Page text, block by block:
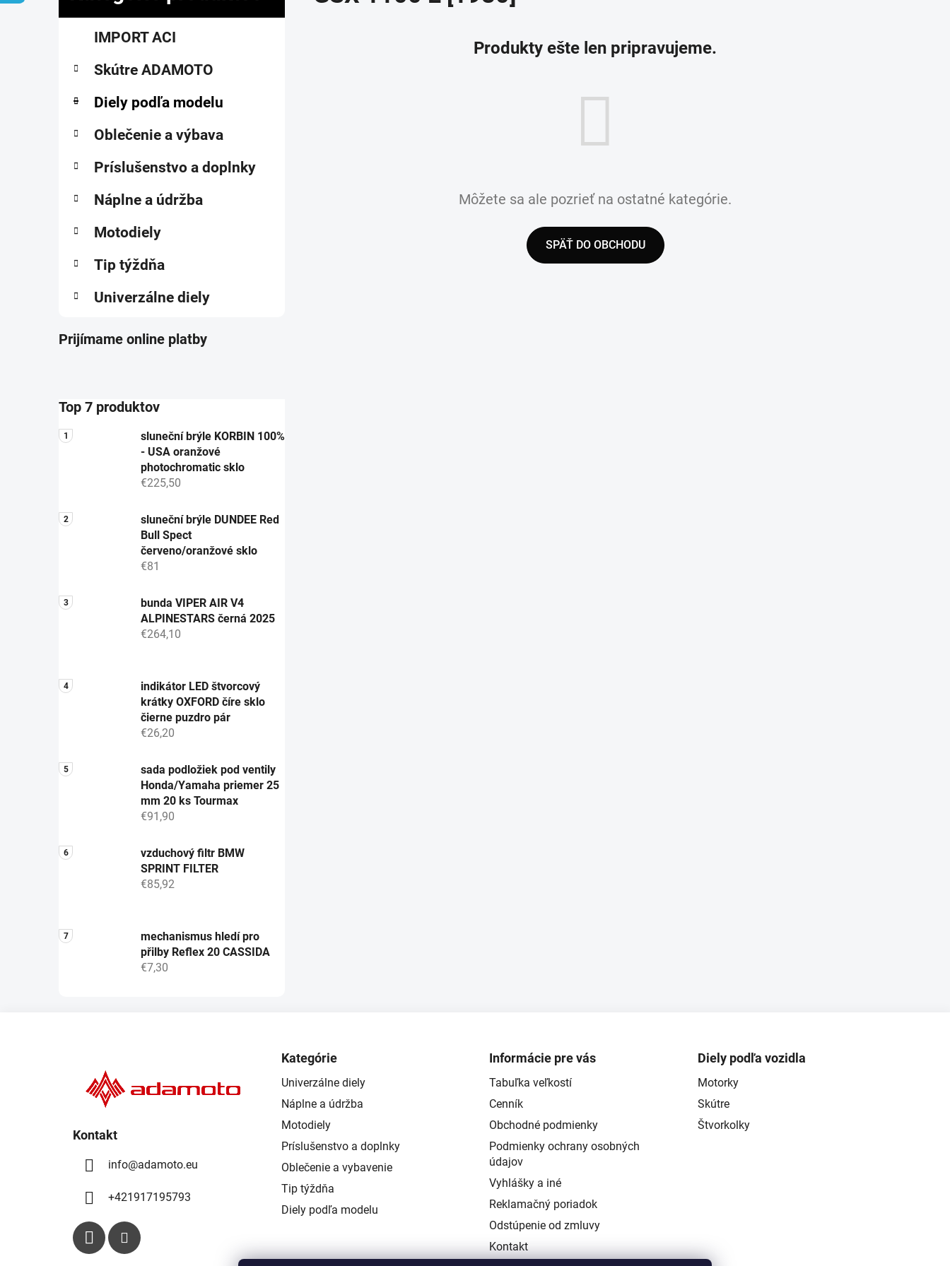
č
kategórieIMPORT ACI
Skútre ADAMOTO
Diely podľa modelu
Oblečenie a výbava
Príslušenstvo a doplnky
Náplne a údržba
Motodiely
Tip týždňa
Univerzálne diely
Prijímame online platby
Top 7 produktov
sluneční brýle KORBIN 100%
- USA oranžové
photochromatic sklo
€225,50
sluneční brýle DUNDEE Red
Bull Spect
červeno/oranžové sklo
€81
bunda VIPER AIR V4
ALPINESTARS černá 2025
€264,10
indikátor LED štvorcový
krátky OXFORD číre sklo
čierne puzdro pár
€26,20
sada podložiek pod ventily
Honda/Yamaha priemer 25
mm 20 ks Tourmax
€91,90
vzduchový filtr BMW
SPRINT FILTER
€85,92
mechanismus hledí pro
přilby Reflex 20 CASSIDA
€7,30
Produkty ešte len pripravujeme.
Môžete sa ale pozrieť na ostatné kategórie.
SPÄŤ DO OBCHODU
Kontakt
info@adamoto.eu
+421917195793
Kategórie
Univerzálne diely
Náplne a údržba
Motodiely
Príslušenstvo a doplnky
Oblečenie a vybavenie
Tip týždňa
Diely podľa modelu
Informácie pre vás
Tabuľka veľkostí
Cenník
Obchodné podmienky
Podmienky ochrany osobných
údajov
Vyhlášky a iné
Reklamačný poriadok
Odstúpenie od zmluvy
Kontakt
Diely podľa vozidla
Motorky
Skútre
Štvorkolky